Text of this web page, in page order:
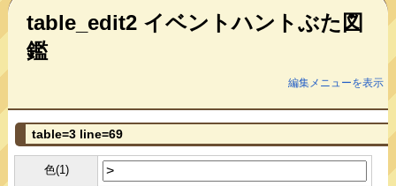
table_edit2 イベントハントぶた図
鑑
編集メニューを表示
table=3 line=69
色(1)